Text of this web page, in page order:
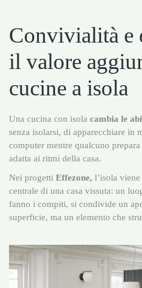
Convivialità e
il valore
cucine a isola
Una cucina con isola cambia le
senza isolarsi, di apparecchiare in
computer mentre qualcuno
adatta ai ritmi della casa.
Nei progetti Effezone, l’isola
centrale di una casa vissuta: un
fanno i compiti, si condivide un
superficie, ma un elemento che